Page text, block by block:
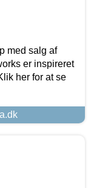
med salg af
er inspireret
her for at se